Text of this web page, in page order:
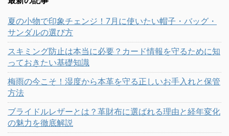
夏の小物で印象チェンジ！7月に使いたい帽子・バッグ・
サンダルの選び方
スキミング防止は本当に必要？カード情報を守るために知
っておきたい基礎知識
梅雨の今こそ！湿度から本革を守る正しいお手入れと保管
方法
ブライドルレザーとは？革財布に選ばれる理由と経年変化
の魅力を徹底解説